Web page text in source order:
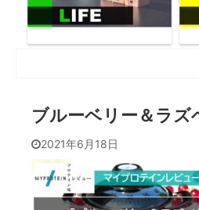
ブルーベリー＆ラズ
2021年6月18日